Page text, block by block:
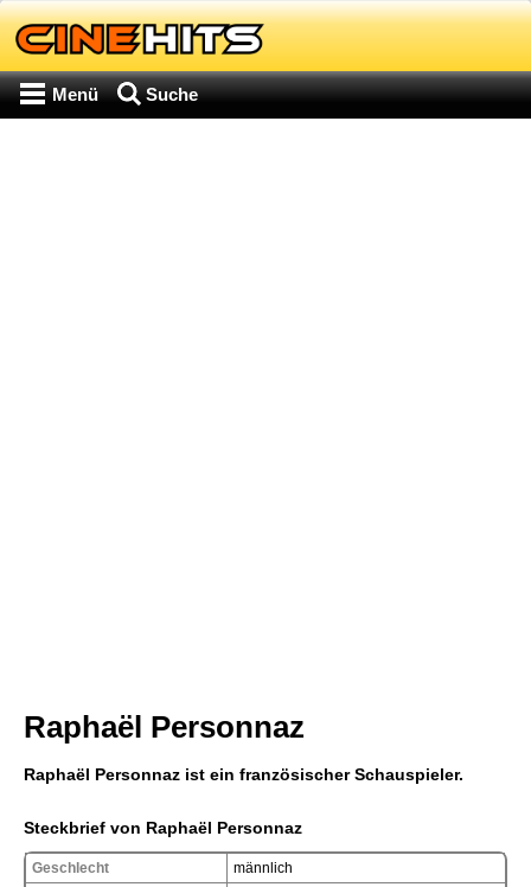
Menü Suche
Raphaël Personnaz
Raphaël Personnaz ist ein französischer Schauspieler.
Steckbrief von Raphaël Personnaz
Geschlecht
männlich